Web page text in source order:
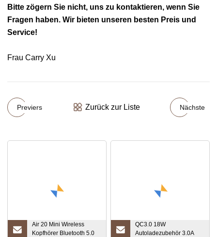
Bitte zögern Sie nicht, uns zu kontaktieren, wenn Sie
Fragen haben. Wir bieten unseren besten Preis und
Service!
Frau Carry Xu
Previers Zurück zur Liste Nächste
Air 20 Mini Wireless
Kopfhörer Bluetooth 5.0
QC3.0 18W
Autoladezubehör 3.0A